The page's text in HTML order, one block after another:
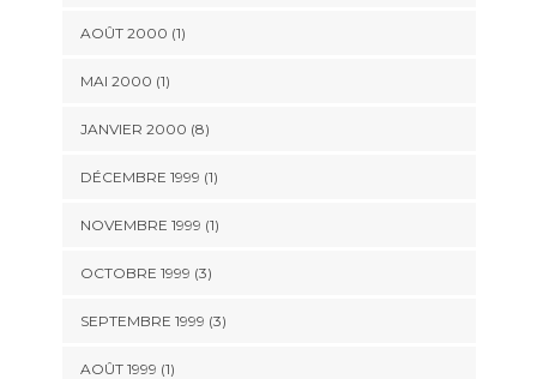
AOÛT 2000 (1)
MAI 2000 (1)
JANVIER 2000 (8)
DÉCEMBRE 1999 (1)
NOVEMBRE 1999 (1)
OCTOBRE 1999 (3)
SEPTEMBRE 1999 (3)
AOÛT 1999 (1)